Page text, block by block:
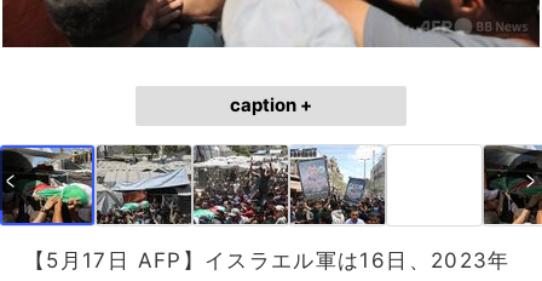
caption +
【5月17日 AFP】イスラエル軍は16日、2023年